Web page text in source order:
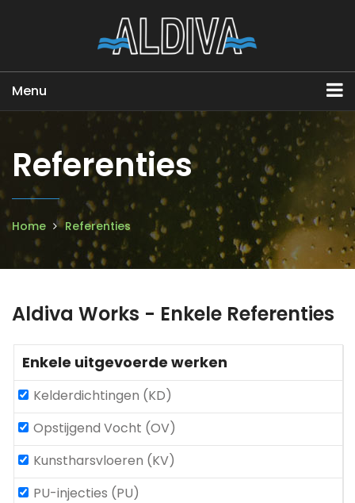
Menu
Referenties
Home Referenties
Aldiva Works - Enkele Referenties
Enkele uitgevoerde werken
Kelderdichtingen (KD)
Opstijgend Vocht (OV)
Kunstharsvloeren (KV)
PU-injecties (PU)